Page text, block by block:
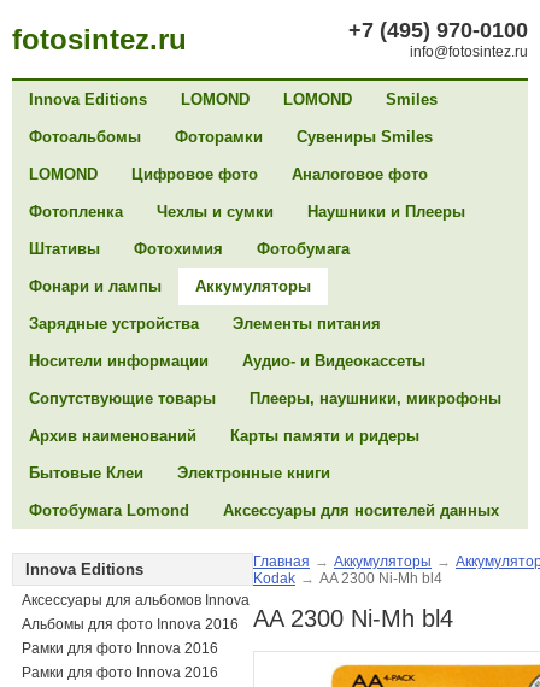
fotosintez.ru +7 (495) 970-0100
info@fotosintez.ru
Innova Editions LOMOND LOMOND Smiles
Фотоальбомы Фоторамки Сувениры Smiles
LOMOND Цифровое фото Аналоговое фото
Фотопленка Чехлы и сумки Наушники и Плееры
Штативы Фотохимия Фотобумага
Фонари и лампы Аккумуляторы
Зарядные устройства Элементы питания
Носители информации Аудио- и Видеокассеты
Сопутствующие товары Плееры, наушники, микрофоны
Архив наименований Карты памяти и ридеры
Бытовые Клеи Электронные книги
Фотобумага Lomond Аксессуары для носителей данных
Innova Editions
Аксессуары для альбомов Innova
Альбомы для фото Innova 2016
Рамки для фото Innova 2016
Рамки для фото Innova 2016
Главная → Аккумуляторы →
Kodak → AA 2300 Ni-Mh bl4
AA 2300 Ni-Mh bl4